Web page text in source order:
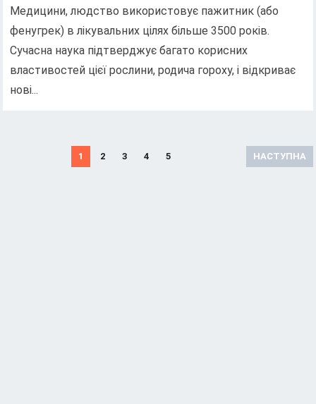
Медицини, людство використовує пажитник (або
фенугрек) в лікувальних цілях більше 3500 років.
Сучасна наука підтверджує багато корисних
властивостей цієї рослини, родича гороху, і відкриває
нові...
1 2 3 4 5 НАСТУПНА